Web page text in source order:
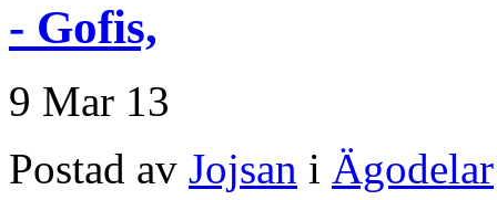
- Gofis,
9 Mar 13
Postad av Jojsan i Ägodelar